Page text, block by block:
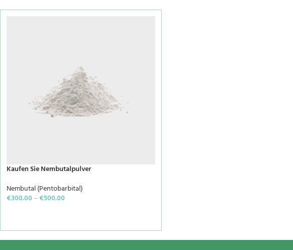
Kaufen Sie Nembutalpulver
Nembutal (Pentobarbital)
€300.00–€500.00